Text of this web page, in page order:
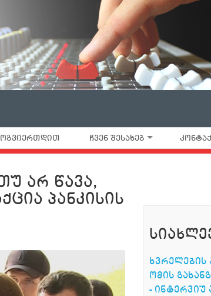
ᲩᲕᲔᲜ ᲨᲔᲡᲐᲮᲔᲑ
ᲐᲠ ᲬᲐᲕᲐ,
ᲞᲐᲜᲙᲘᲡᲘᲡ
ᲮᲕᲠᲔᲚᲔᲑᲘᲡ
ᲝᲛᲘᲡ
- ᲘᲜᲢᲔᲠᲕᲘᲣ